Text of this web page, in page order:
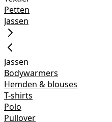
Petten
Jassen
Jassen
Bodywarmers
Hemden & blouses
T-shirts
Polo
Pullover